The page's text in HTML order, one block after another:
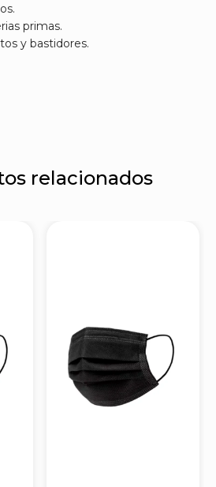
primas.
y bastidores.
relacionados